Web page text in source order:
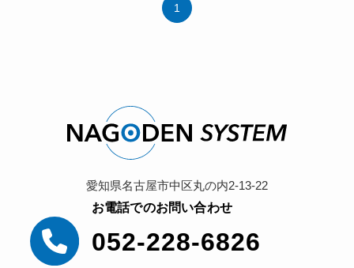
1
愛知県名古屋市中区丸の内2-13-22
お電話でのお問い合わせ
052-228-6826